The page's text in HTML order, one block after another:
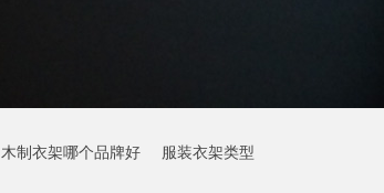
木制衣架哪个品牌好 服装衣架类型